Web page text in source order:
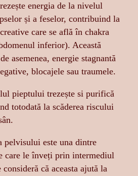
energia de la nivelul
și a feselor, contribuind la
care se află în chakra
inferior). Această
asemenea, energie stagnantă
blocajele sau traumele.
pieptului trezește si purifică
totodată la scăderea riscului
pelvisului este una dintre
care le înveți prin intermediul
că aceasta ajută la